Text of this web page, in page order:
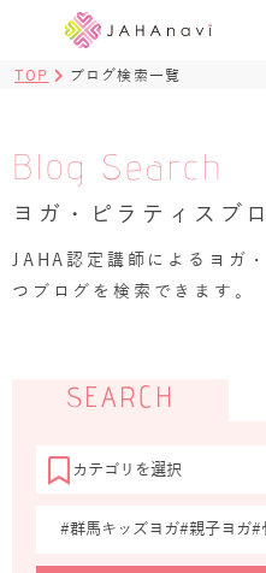
ヨガ
TOP ブログ検索一覧
Blog Search
ヨガ・ピラティスブ
JAHA認定講師によるヨガ
つブログを検索できます。
SEARCH